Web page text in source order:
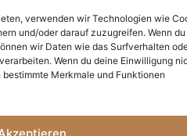
verwenden wir Technologien wie
und/oder darauf zuzugreifen. Wenn du
wir Daten wie das Surfverhalten
Wenn du deine Einwilligung
Merkmale und Funktionen
AGB
Widerrufsbelehrung
Versand &